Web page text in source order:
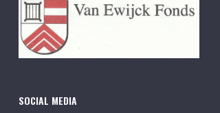
SOCIAL MEDIA